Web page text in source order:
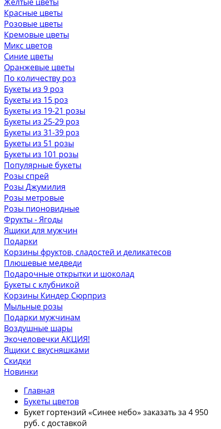
Красные цветы
Розовые цветы
Кремовые цветы
Микс цветов
Синие цветы
Оранжевые цветы
По количеству роз
Букеты из 9 роз
Букеты из 15 роз
Букеты из 19-21 розы
Букеты из 25-29 роз
Букеты из 31-39 роз
Букеты из 51 розы
Букеты из 101 розы
Популярные букеты
Розы спрей
Розы Джумилия
Розы метровые
Розы пионовидные
Фрукты - Ягоды
Ящики для мужчин
Подарки
Корзины фруктов, сладостей и деликатесов
Плюшевые медведи
Подарочные открытки и шоколад
Букеты с клубникой
Корзины Киндер Сюрприз
Мыльные розы
Подарки мужчинам
Воздушные шары
Экочеловечки АКЦИЯ!
Ящики с вкусняшками
Скидки
Новинки
Главная
Букеты цветов
Букет гортензий «Синее небо» заказать за 4 950
руб. с доставкой